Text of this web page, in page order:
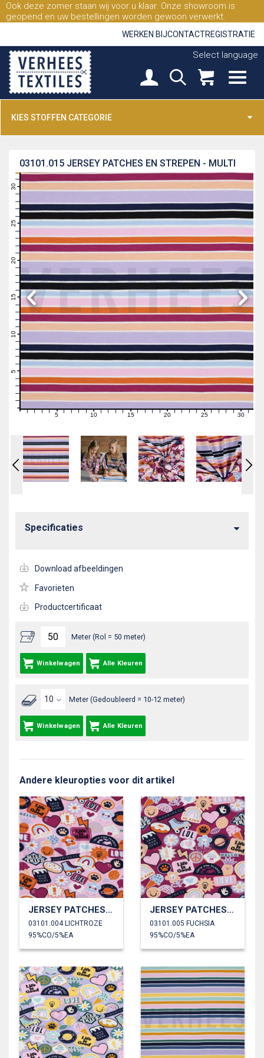
Ook deze zomer staan wij voor u klaar. Onze showroom is
geopend en uw bestellingen worden gewoon verwerkt.
WERKEN BIJCONTACTREGISTRATIE
Select language
KIES STOFFEN CATEGORIE
JERSEY PATCHES EN STREPEN - MULTI
03101.015
2
3
4
6
9
11
12
13
14
16
19
21
23
24
25
26
27
28
30
1 2 3 4 6 7 89 11121314 16171819 21222324 26272829 31
Meter (Rol = 50 meter)
Winkelwagen Alle Kleuren
Meter (Gedoubleerd = 10-12 meter)
Winkelwagen Alle Kleuren
Specificaties
Download afbeeldingen
Favorieten
Productcertificaat
Andere kleuropties voor dit artikel
JERSEY PATCHES EN STREPEN
03101.004 LICHTROZE
95%CO/5%EA
JERSEY PATCHES EN STREPEN
03101.005 FUCHSIA
95%CO/5%EA